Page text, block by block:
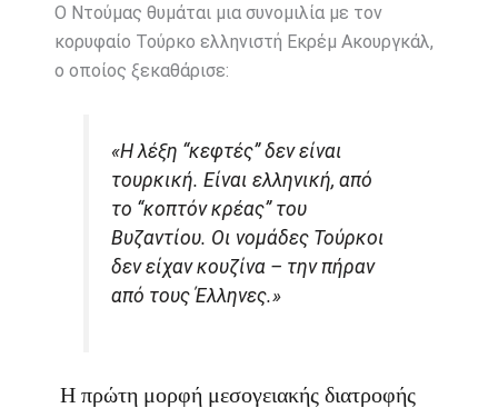
Ο Ντούμας θυμάται μια συνομιλία με τον
κορυφαίο Τούρκο ελληνιστή Εκρέμ Ακουργκάλ,
ο οποίος ξεκαθάρισε:
«Η λέξη “κεφτές” δεν είναι
τουρκική. Είναι ελληνική, από
το “κοπτόν κρέας” του
Βυζαντίου. Οι νομάδες Τούρκοι
δεν είχαν κουζίνα – την πήραν
από τους Έλληνες.»
Η πρώτη μορφή μεσογειακής διατροφής